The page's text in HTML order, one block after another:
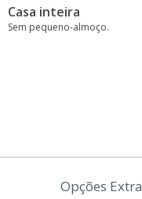
Casa inteira
Sem pequeno-almoço.
Opções Extra